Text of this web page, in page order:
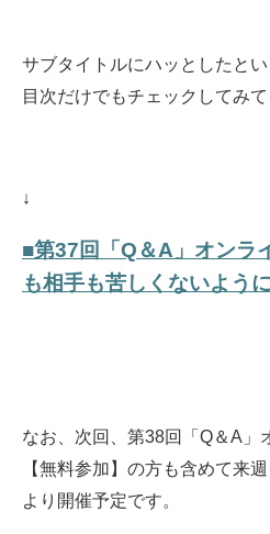
サブタイトルにハッとしたと
目次だけでもチェックしてみて
↓
■第37回「Q＆A」オンラ
も相手も苦しくないよう
なお、次回、第38回「Q＆A」
【無料参加】の方も含めて来
より開催予定です。